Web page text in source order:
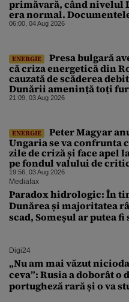
primăvară, când nivelul
era normal.
descoperite de Gândul
06:00, 04 Aug 2026
ENERGIE
Presa bulgară
că criza energetică din
cauzată de scăderea
Dunării amenință toți
balcanici de electricitate
21:09, 03 Aug 2026
ENERGIE
Peter Magyar
Ungaria se va confrunta
zile de criză și face apel
pe fondul valului de
19:56, 03 Aug 2026
Mediafax
Paradox hidrologic: În
Dunărea și majoritatea
scad, Someșul ar putea
Digi24
„Nu am mai văzut
ceva”: Rusia a doborât o
portugheză rară și o va